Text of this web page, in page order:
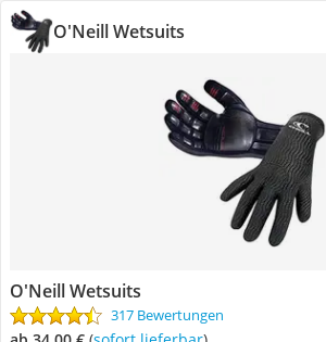
O'Neill Wetsuits
O'Neill Wetsuits
317 Bewertungen